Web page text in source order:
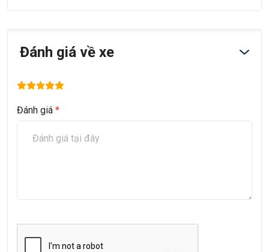
Đánh giá về xe
Đánh giá *